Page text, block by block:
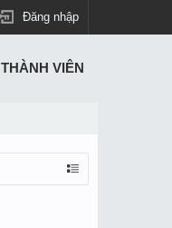
Đăng nhập
THÀNH VIÊN